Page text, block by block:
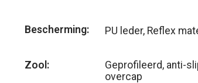
Bescherming: PU leder, Reflex
Zool:
Geprofileerd, anti-
overcap